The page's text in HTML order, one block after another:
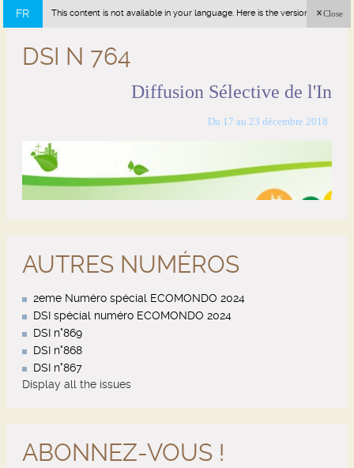
FR This content is not available in your language. Here is the version in french
Close
DSI N 764
AUTRES NUMÉROS
2eme Numéro spécial ECOMONDO 2024
DSI spécial numéro ECOMONDO 2024
DSI n°869
DSI n°868
DSI n°867
Display all the issues
ABONNEZ-VOUS !